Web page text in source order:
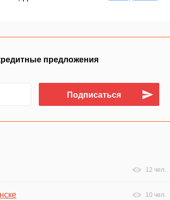
предложения
12 чел.
10 чел.